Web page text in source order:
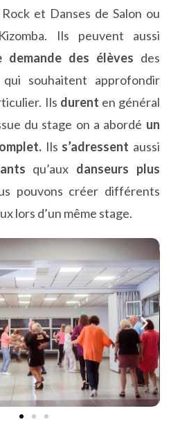
Rock et Danses de Salon ou
Ils peuvent aussi
demande des élèves des
souhaitent approfondir
Ils durent en général
du stage on a abordé un
Ils s’adressent aussi
qu’aux danseurs plus
pouvons créer différents
lors d’un même stage.